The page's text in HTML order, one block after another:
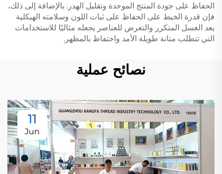
الحفاظ على جودة المنتج الموحدة وتقليل الهدر. بالإضافة إلى ذلك،
فإن قدرة الخيط على الحفاظ على ثبات اللون وسلامته الهيكلية
بعد الغسل المتكرر والتعرض للعناصر يجعله مثاليًا للاستخدامات
التي تتطلب متانة طويلة الأمد واحتفاظ بالمظهر.
نصائح عملية
11
Jun